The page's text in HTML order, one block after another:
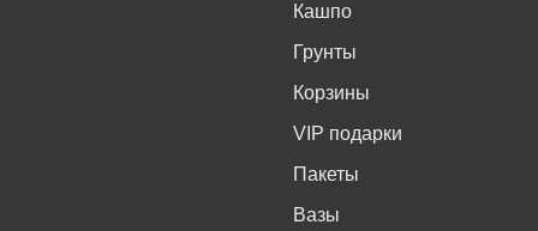
Кашпо
Грунты
Корзины
VIP подарки
Пакеты
Вазы